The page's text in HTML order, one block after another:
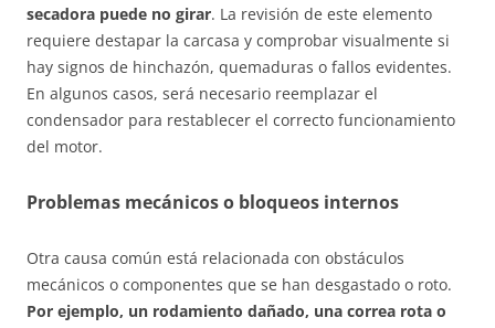
secadora puede no girar. La revisión de este elemento
requiere destapar la carcasa y comprobar visualmente si
hay signos de hinchazón, quemaduras o fallos evidentes.
En algunos casos, será necesario reemplazar el
condensador para restablecer el correcto funcionamiento
del motor.
Problemas mecánicos o bloqueos internos
Otra causa común está relacionada con obstáculos
mecánicos o componentes que se han desgastado o roto.
Por ejemplo, un rodamiento dañado, una correa rota o